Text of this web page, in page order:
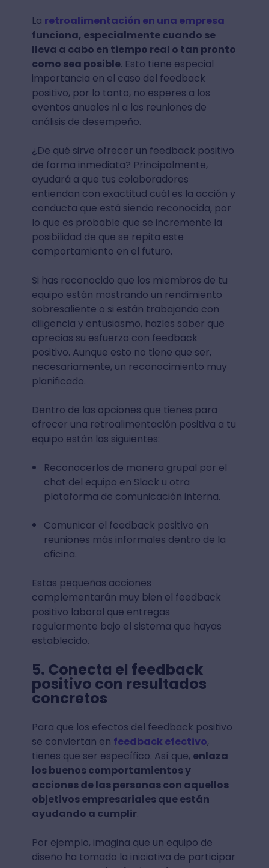
La retroalimentación en una empresa
funciona, especialmente cuando se
lleva a cabo en tiempo real o tan pronto
como sea posible. Esto tiene especial
importancia en el caso del feedback
positivo, por lo tanto, no esperes a los
eventos anuales ni a las reuniones de
análisis de desempeño.
¿De qué sirve ofrecer un feedback positivo
de forma inmediata? Principalmente,
ayudará a que tus colaboradores
entiendan con exactitud cuál es la acción y
conducta que está siendo reconocida, por
lo que es probable que se incremente la
posibilidad de que se repita este
comportamiento en el futuro.
Si has reconocido que los miembros de tu
equipo están mostrando un rendimiento
sobresaliente o si están trabajando con
diligencia y entusiasmo, hazles saber que
aprecias su esfuerzo con feedback
positivo. Aunque esto no tiene que ser,
necesariamente, un reconocimiento muy
planificado.
Dentro de las opciones que tienes para
ofrecer una retroalimentación positiva a tu
equipo están las siguientes:
Reconocerlos de manera grupal por el
chat del equipo en Slack u otra
plataforma de comunicación interna.
Comunicar el feedback positivo en
reuniones más informales dentro de la
oficina.
Estas pequeñas acciones
complementarán muy bien el feedback
positivo laboral que entregas
regularmente bajo el sistema que hayas
establecido.
5. Conecta el feedback
positivo con resultados
concretos
Para que los efectos del feedback positivo
se conviertan en feedback efectivo,
tienes que ser específico. Así que, enlaza
los buenos comportamientos y
acciones de las personas con aquellos
objetivos empresariales que están
ayudando a cumplir.
Por ejemplo, imagina que un equipo de
diseño ha tomado la iniciativa de participar